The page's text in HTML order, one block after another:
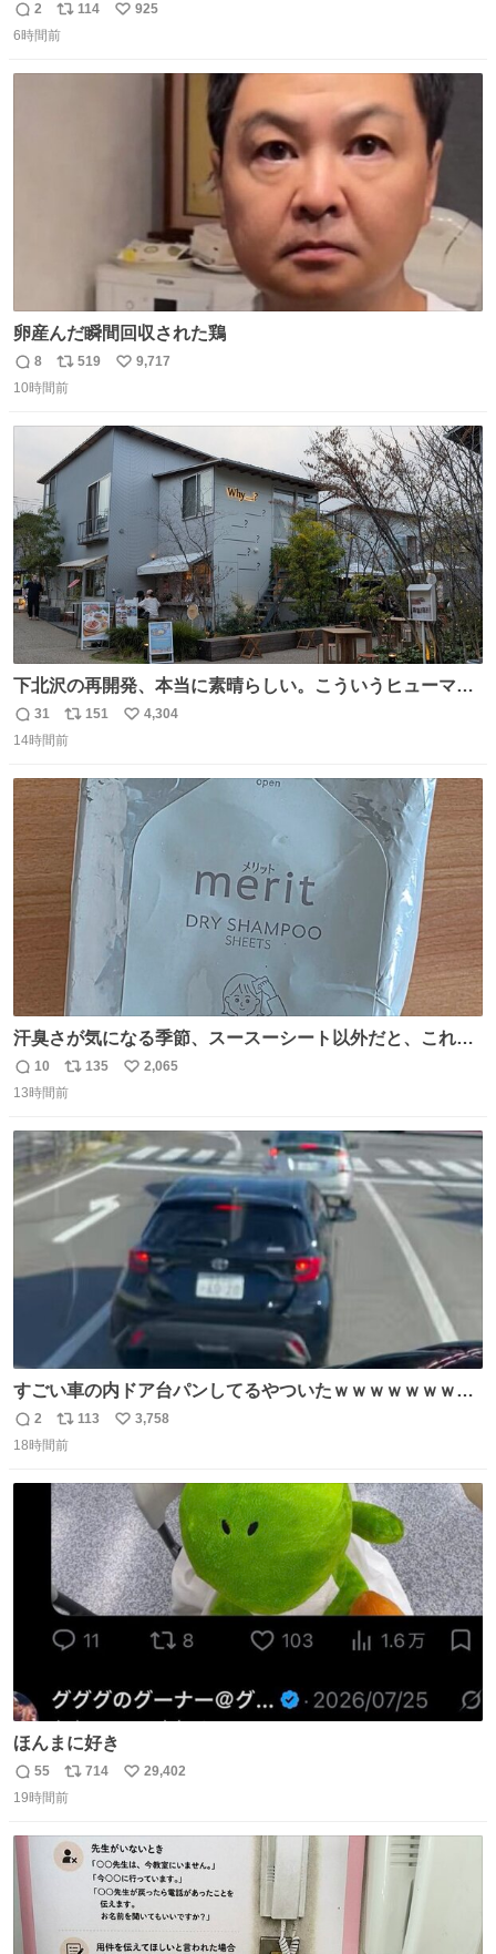
返
信
2
リ
ポ
114
い
925
6時間前
卵産んだ瞬間回収された鶏
返
信
8
リ
ポ
数
519
い
数
9,717
10時間前
下北沢の再開発、本当に素晴らしい。こういうヒューマン
スケールの開発がいいんだよ。
返
信
31
リ
ポ
ト
数
151
い
数
4,304
14時間前
汗臭さが気になる季節、スースーシート以外だと、これが
とにかくスッキリする。2年くらい前に #生活は踊る で紹
介したやつ。おじさんにもおばさんにもオススメだ。ドラ
汗拭きシートみたいなもの。耳裏襟足首筋がんがん拭いて
汗臭不安を解消。
返
信
10
リ
ポ
ト
数
135
い
数
2,065
13時間前
すごい車の内ドア台パンしてるやついたｗｗｗｗｗｗｗｗ
ｗｗｗｗｗｗ
返
信
2
リ
ポ
ト
数
113
い
数
3,758
18時間前
ほんまに好き
返
信
55
リ
ポ
ト
数
714
い
数
29,402
19時間前